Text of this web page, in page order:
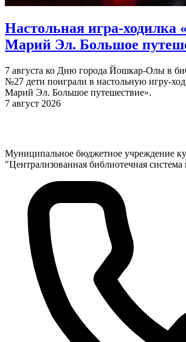
Настольная игра-ходилка
Марий Эл. Большое
7 августа ко Дню города Йошкар-Олы в
№27 дети поиграли в настольную игру-
Марий Эл. Большое путешествие».
7 август 2026
Муниципальное бюджетное учреждение
"Централизованная библиотечная